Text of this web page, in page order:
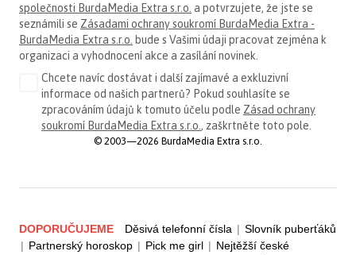
společnosti BurdaMedia Extra s.r.o. a potvrzujete, že jste se
seznámili se Zásadami ochrany soukromí BurdaMedia Extra -
BurdaMedia Extra s.r.o. bude s Vašimi údaji pracovat zejména k
organizaci a vyhodnocení akce a zasílání novinek.
Chcete navíc dostávat i další zajímavé a exkluzivní
informace od našich partnerů? Pokud souhlasíte se
zpracováním údajů k tomuto účelu podle Zásad ochrany
soukromí BurdaMedia Extra s.r.o., zaškrtněte toto pole.
© 2003—2026 BurdaMedia Extra s.r.o.
DOPORUČUJEME Děsivá telefonní čísla | Slovník puberťáků
| Partnerský horoskop | Pick me girl | Nejtěžší české